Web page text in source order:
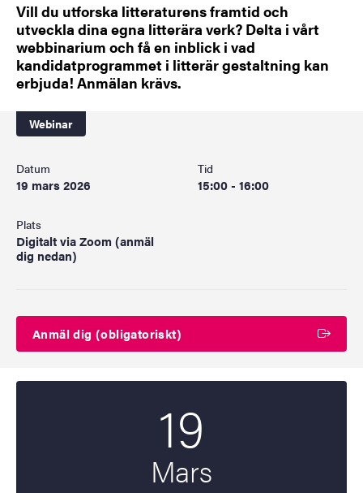
Vill du utforska litteraturens framtid och
utveckla dina egna litterära verk? Delta i vårt
webbinarium och få en inblick i vad
kandidatprogrammet i litterär gestaltning kan
erbjuda! Anmälan krävs.
Webinar
Datum
19 mars 2026
Tid
15:00 - 16:00
Plats
Digitalt via Zoom (anmäl
dig nedan)
Anmäl dig (obligatoriskt)
19
Mars